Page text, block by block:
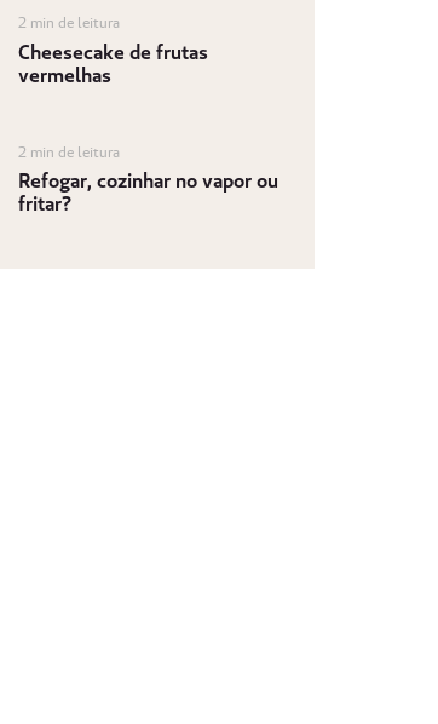
2 min de leitura
Cheesecake de frutas
vermelhas
2 min de leitura
Refogar, cozinhar no vapor ou
fritar?